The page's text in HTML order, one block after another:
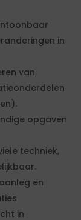
in
van
opgaven
techniek,
en
in